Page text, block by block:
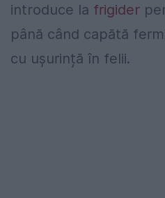
introduce la frigider
până când capătă
cu ușurință în felii.